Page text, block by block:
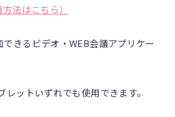
方法はこちら）
できるビデオ・WEB会議アプリケー
レットいずれでも使用できます。